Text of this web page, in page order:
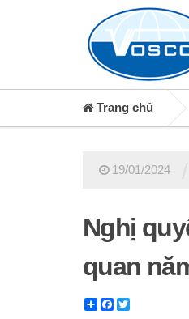
Trang chủ
19/01/2024
Nghị
quan
ShareFacebook